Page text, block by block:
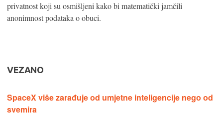
privatnost koji su osmišljeni kako bi matematički jamčili
anonimnost podataka o obuci.
VEZANO
SpaceX više zarađuje od umjetne inteligencije nego od
svemira